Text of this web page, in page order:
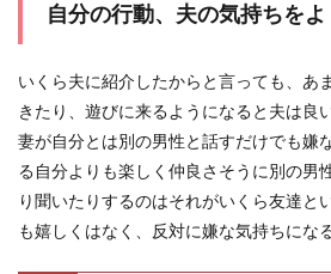
自分の行動、夫の気持ちを
いくら夫に紹介したからと言っても、あ
きたり、遊びに来るようになると夫は良
妻が自分とは別の男性と話すだけでも嫌
る自分よりも楽しく仲良さそうに別の男
り聞いたりするのはそれがいくら友達と
も嬉しくはなく、反対に嫌な気持ちにな